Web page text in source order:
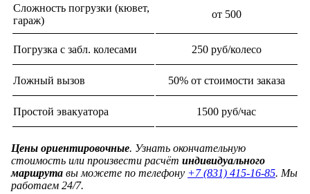
Сложность погрузки (кювет,
гараж)
от 500
Погрузка с забл. колесами 250 руб/колесо
Ложный вызов 50% от стоимости заказа
Простой эвакуатора 1500 руб/час
Цены ориентировочные. Узнать окончательную
стоимость или произвести расчёт индивидуального
маршрутавы можете по телефону +7 (831) 415-16-85. Мы
работаем 24/7.